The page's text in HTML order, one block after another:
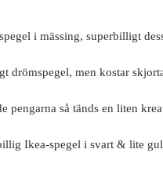
i mässing, superbilligt
drömspegel, men kostar
så tänds en liten
Ikea-spegel i svart & lite